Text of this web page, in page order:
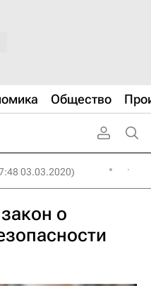
Общество
03.03.2020)
о